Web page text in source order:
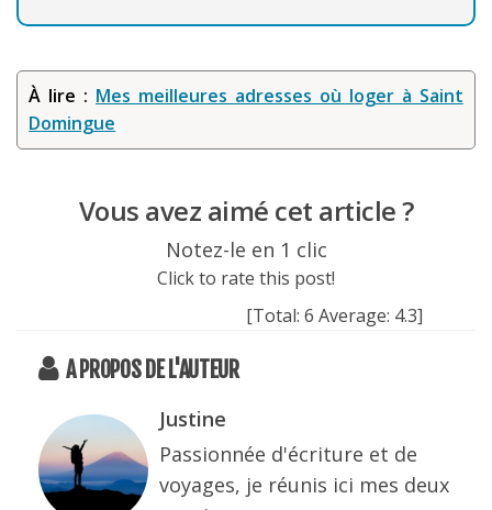
À lire : Mes meilleures adresses où loger à Saint
Domingue
Vous avez aimé cet article ?
Notez-le en 1 clic
Click to rate this post!
[Total: 6 Average: 4.3]
A PROPOS DE L'AUTEUR
Justine
Passionnée d'écriture et de
voyages, je réunis ici mes deux